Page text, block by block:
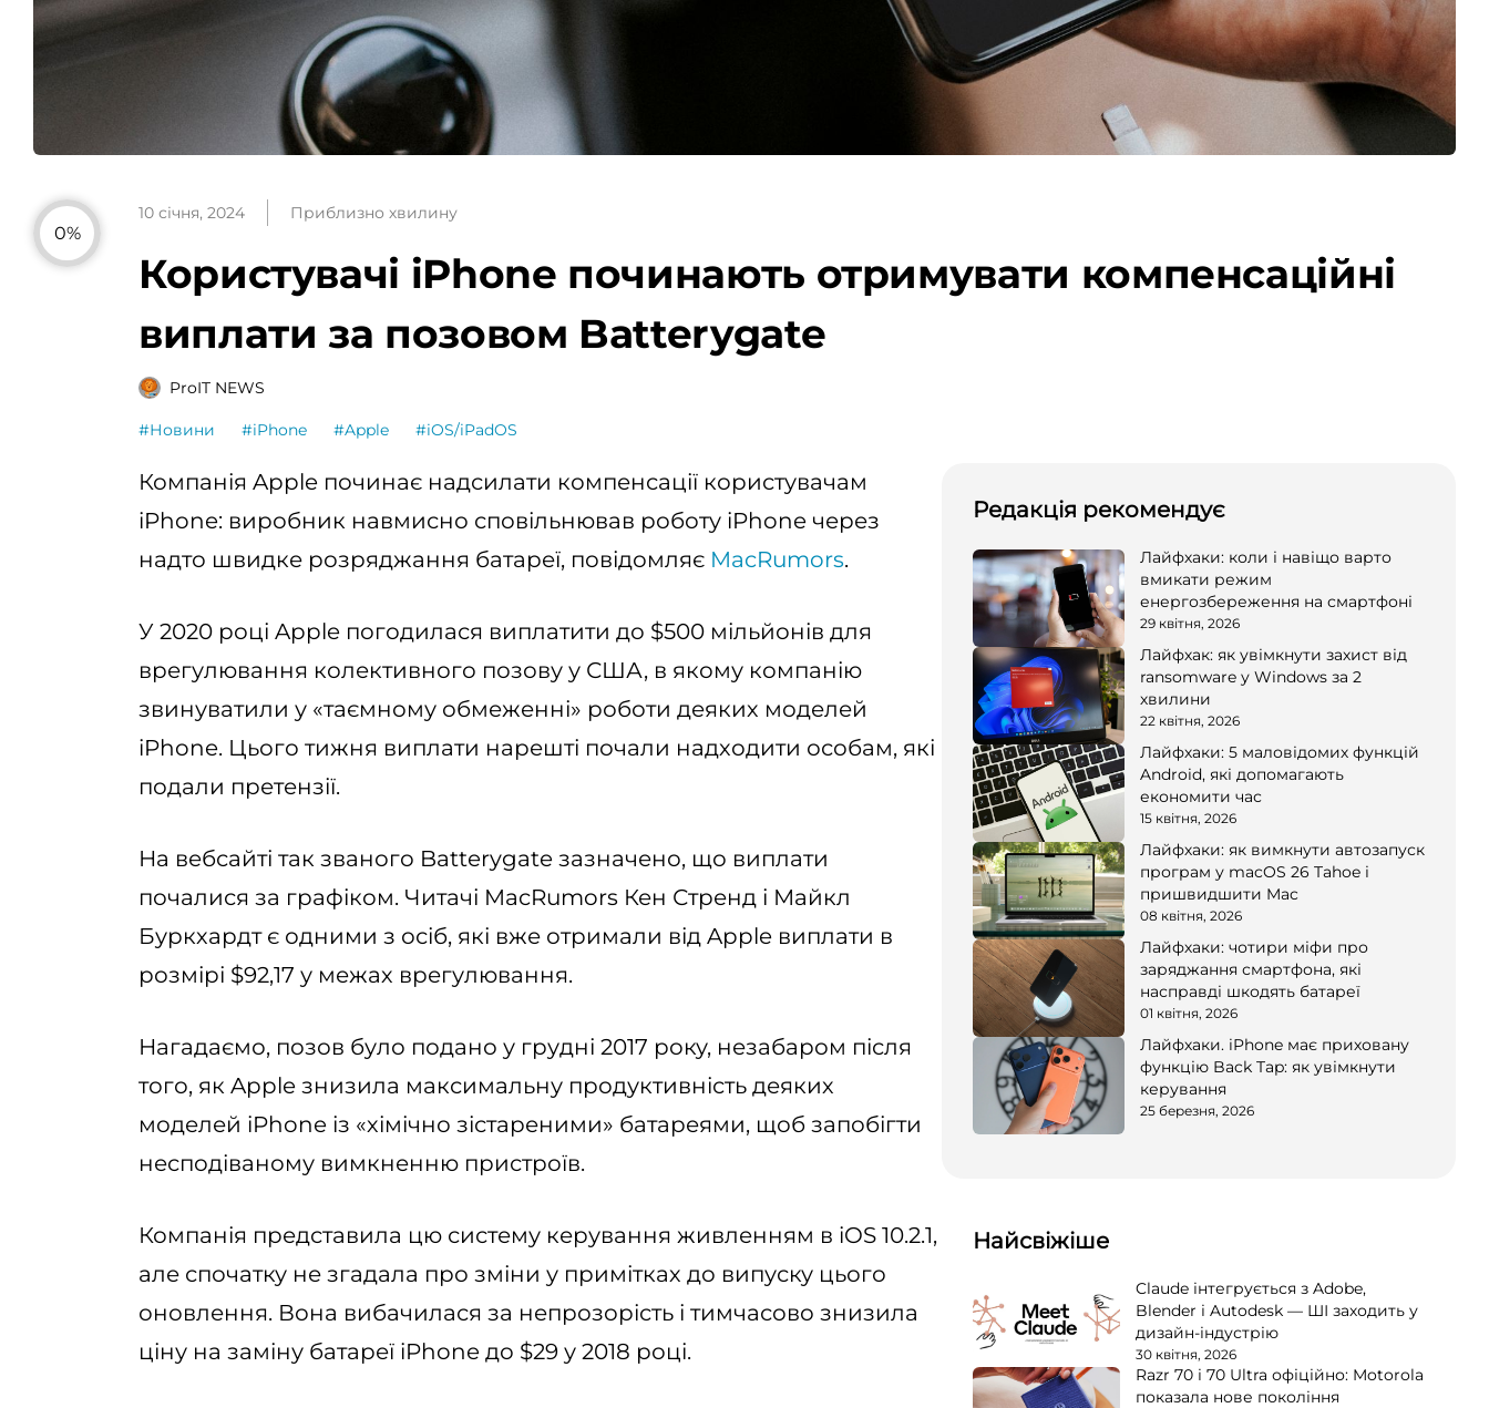
0%
10 січня, 2024 Приблизно хвилину
Користувачі iPhone починають отримувати компенсаційні
виплати за позовом Batterygate
ProIT NEWS
#Новини #iPhone #Apple #iOS/iPadOS
Компанія Apple починає надсилати компенсації користувачам
iPhone: виробник навмисно сповільнював роботу iPhone через
надто швидке розряджання батареї, повідомляє MacRumors.
У 2020 році Apple погодилася виплатити до $500 мільйонів для
врегулювання колективного позову у США, в якому компанію
звинуватили у «таємному обмеженні» роботи деяких моделей
iPhone. Цього тижня виплати нарешті почали надходити особам, які
подали претензії.
На вебсайті так званого Batterygate зазначено, що виплати
почалися за графіком. Читачі MacRumors Кен Стренд і Майкл
Буркхардт є одними з осіб, які вже отримали від Apple виплати в
розмірі $92,17 у межах врегулювання.
Нагадаємо, позов було подано у грудні 2017 року, незабаром після
того, як Apple знизила максимальну продуктивність деяких
моделей iPhone із «хімічно зістареними» батареями, щоб запобігти
несподіваному вимкненню пристроїв.
Компанія представила цю систему керування живленням в iOS 10.2.1,
але спочатку не згадала про зміни у примітках до випуску цього
оновлення. Вона вибачилася за непрозорість і тимчасово знизила
ціну на заміну батареї iPhone до $29 у 2018 році.
Редакція рекомендує
Лайфхаки: коли і навіщо варто
вмикати режим
енергозбереження на смартфоні
29 квітня, 2026
Лайфхак: як увімкнути захист від
ransomware у Windows за 2
хвилини
22 квітня, 2026
Лайфхаки: 5 маловідомих функцій
Android, які допомагають
економити час
15 квітня, 2026
Лайфхаки: як вимкнути автозапуск
програм у macOS 26 Tahoe і
пришвидшити Mac
08 квітня, 2026
Лайфхаки: чотири міфи про
заряджання смартфона, які
насправді шкодять батареї
01 квітня, 2026
Лайфхаки. iPhone має приховану
функцію Back Tap: як увімкнути
керування
25 березня, 2026
Найсвіжіше
Claude інтегрується з Adobe,
Blender і Autodesk — ШІ заходить у
дизайн-індустрію
30 квітня, 2026
Razr 70 і 70 Ultra офіційно: Motorola
показала нове покоління